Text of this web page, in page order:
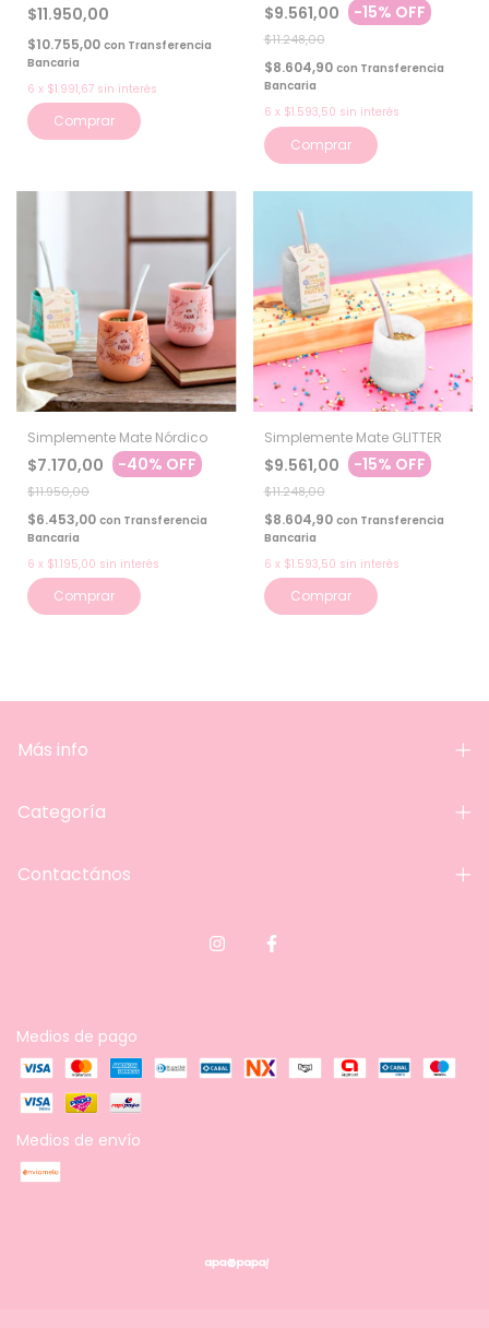
$11.950,00
$10.755,00 con Transferencia
Bancaria
6 x $1.991,67 sin interés
Comprar
$9.561,00 -15% OFF
$11.248,00
$8.604,90 con Transferencia
Bancaria
6 x $1.593,50 sin interés
Comprar
Simplemente Mate Nórdico
$7.170,00 -40% OFF
$11.950,00
$6.453,00 con Transferencia
Bancaria
6 x $1.195,00 sin interés
Comprar
Simplemente Mate GLITTER
$9.561,00 -15% OFF
$11.248,00
$8.604,90 con Transferencia
Bancaria
6 x $1.593,50 sin interés
Más info
Categoría
Contactános
Medios de pago
Medios de envío